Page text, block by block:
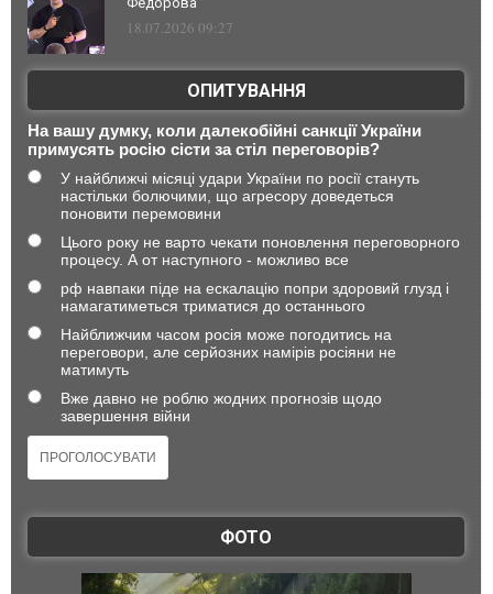
18.07.2026 09:27
ОПИТУВАННЯ
На вашу думку, коли далекобійні санкції України
примусять росію сісти за стіл переговорів?
У найближчі місяці удари України по росії стануть
настільки болючими, що агресору доведеться
поновити перемовини
Цього року не варто чекати поновлення переговорного
процесу. А от наступного - можливо все
рф навпаки піде на ескалацію попри здоровий глузд і
намагатиметься триматися до останнього
Найближчим часом росія може погодитись на
переговори, але серйозних намірів росіяни не
матимуть
Вже давно не роблю жодних прогнозів щодо
завершення війни
ФОТО